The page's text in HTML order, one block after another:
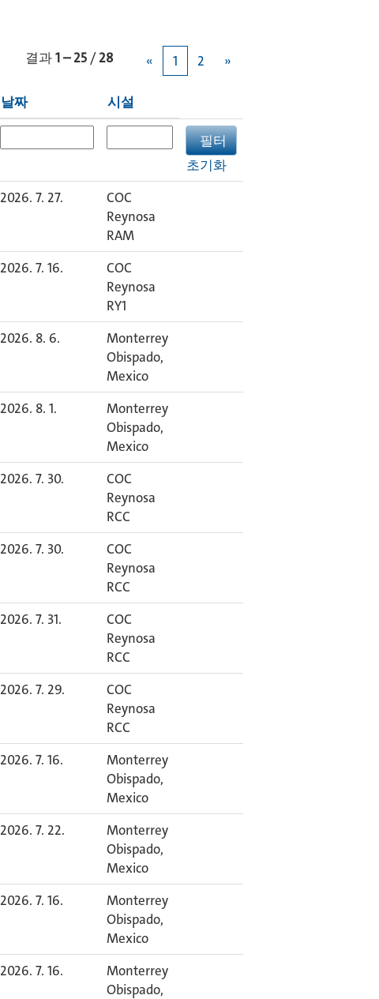
결과1 – 25 /28 « 1 2 »
날짜 시설
초기화
2026. 7. 27.
COC
Reynosa
RAM
2026. 7. 16.
COC
Reynosa
RY1
2026. 8. 6.
Monterrey
Obispado,
Mexico
2026. 8. 1.
Monterrey
Obispado,
Mexico
2026. 7. 30.
COC
Reynosa
RCC
2026. 7. 30.
COC
Reynosa
RCC
2026. 7. 31.
COC
Reynosa
RCC
2026. 7. 29.
COC
Reynosa
RCC
2026. 7. 16.
Monterrey
Obispado,
Mexico
2026. 7. 22.
Monterrey
Obispado,
Mexico
2026. 7. 16.
Monterrey
Obispado,
Mexico
2026. 7. 16.
Monterrey
Obispado,